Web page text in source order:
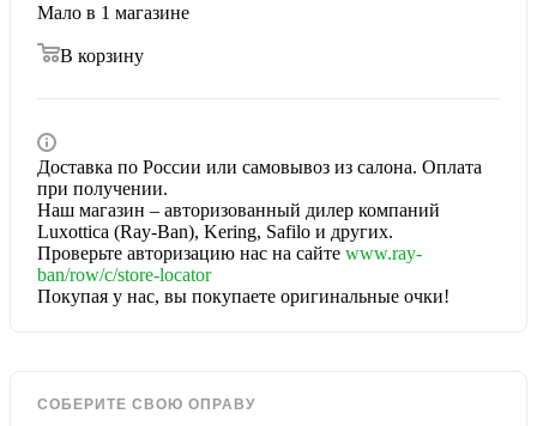
Мало в 1 магазине
В корзину
Доставка по России или самовывоз из салона. Оплата
при получении.
Наш магазин – авторизованный дилер компаний
Luxottica (Ray-Ban), Kering, Safilo и других.
Проверьте авторизацию нас на сайте www.ray-
ban/row/c/store-locator
Покупая у нас, вы покупаете оригинальные очки!
СОБЕРИТЕ СВОЮ ОПРАВУ